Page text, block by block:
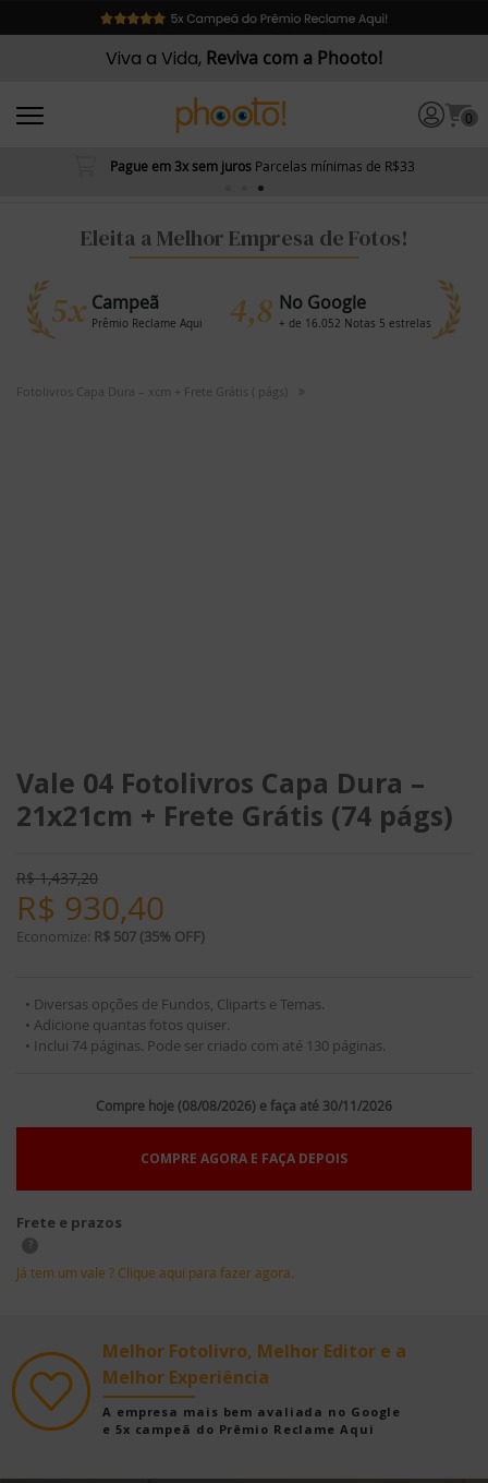
Viva a Vida, Reviva com a Phooto!
0
Pague em 3x sem juros Parcelas mínimas de R$33
Eleita a Melhor Empresa de Fotos!
5x Campeã
Prêmio Reclame Aqui 4,8 No Google
+ de 16.052 Notas 5 estrelas
Fotolivros Capa Dura – xcm + Frete Grátis ( págs)
Vale 04 Fotolivros Capa Dura –
21x21cm + Frete Grátis (74 págs)
R$1,437,20
R$ 930,40
Economize: R$ 507 (35% OFF)
• Diversas opções de Fundos, Cliparts e Temas.
• Adicione quantas fotos quiser.
• Inclui 74 páginas. Pode ser criado com até 130 páginas.
Compre hoje (08/08/2026) e faça até 30/11/2026
COMPRE AGORA E FAÇA DEPOIS
Frete e prazos
?
Já tem um vale ? Clique aqui para fazer agora.
Melhor Fotolivro, Melhor Editor e a
Melhor Experiência
A empresa mais bem avaliada no Google
e 5x campeã do Prêmio Reclame Aqui